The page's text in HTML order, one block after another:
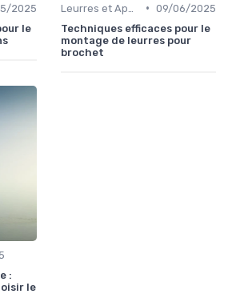
2025
le
• 09/06/2025
Techniques efficaces pour le
montage de leurres pour
brochet
:
le